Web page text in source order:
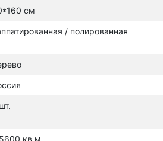
см
/ полированная
кв.м